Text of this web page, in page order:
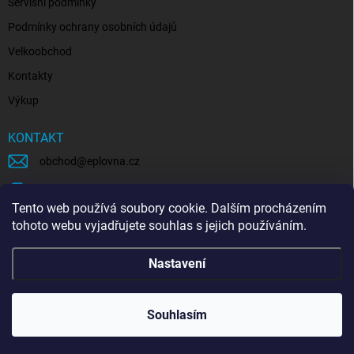
Tento web používá soubory cookie. Dalším procházením
tohoto webu vyjadřujete souhlas s jejich používáním.
Nastavení
Souhlasím
Podmínky ochrany osobních údajů
Velkoobchod
Kontakty
Výkup
KONTAKT
obchod @eplovna.cz
eplovna.cz